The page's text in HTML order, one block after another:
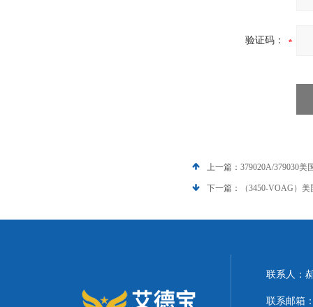
验证码：
上一篇： 379020A/379030
下一篇： （3450-VOAG）
联系人：
联系邮箱